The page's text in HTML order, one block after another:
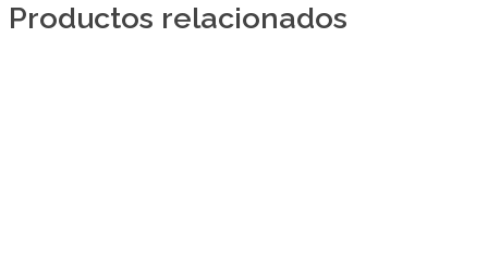
Productos relacionados